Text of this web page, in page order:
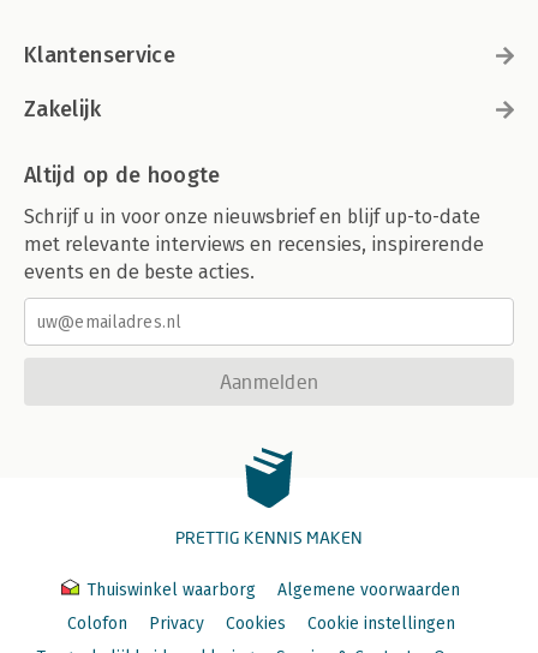
Klantenservice
Zakelijk
Altijd op de hoogte
Schrijf u in voor onze nieuwsbrief en blijf up-to-date
met relevante interviews en recensies, inspirerende
events en de beste acties.
Aanmelden
PRETTIG KENNIS MAKEN
Thuiswinkel waarborg
Algemene voorwaarden
Colofon
Privacy Cookies
Cookie instellingen